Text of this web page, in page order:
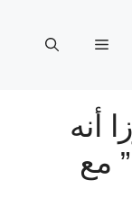
القائمة
أنه
مع